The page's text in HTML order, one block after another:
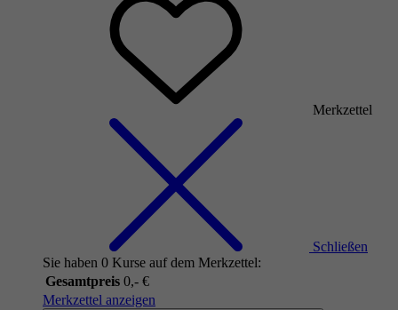
Merkzettel
Schließen
Sie haben 0 Kurse auf dem Merkzettel:
Gesamtpreis 0,- €
Merkzettel anzeigen